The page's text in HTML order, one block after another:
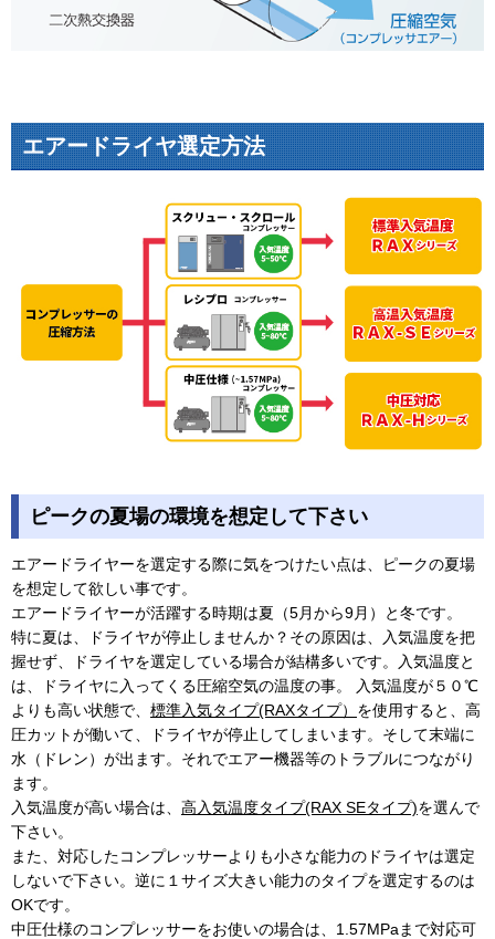
エアードライヤ選定方法
ピークの夏場の環境を想定して下さい
エアードライヤーを選定する際に気をつけたい点は、ピークの夏場
を想定して欲しい事です。
エアードライヤーが活躍する時期は夏（5月から9月）と冬です。
特に夏は、ドライヤが停止しませんか？その原因は、入気温度を把
握せず、ドライヤを選定している場合が結構多いです。入気温度と
は、ドライヤに入ってくる圧縮空気の温度の事。 入気温度が５０℃
よりも高い状態で、 標準入気タイプ(RAXタイプ） を使用すると、高
圧カットが働いて、ドライヤが停止してしまいます。そして末端に
水（ドレン）が出ます。それでエアー機器等のトラブルにつながり
ます。
入気温度が高い場合は、 高入気温度タイプ(RAX SEタイプ)を選んで
下さい。
また、対応したコンプレッサーよりも小さな能力のドライヤは選定
しないで下さい。逆に１サイズ大きい能力のタイプを選定するのは
OKです。
中圧仕様のコンプレッサーをお使いの場合は、1.57MPaまで対応可